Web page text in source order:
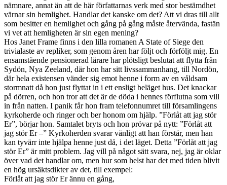
nämnare, annat än att de här författarnas verk med stor bestämdhet
värnar sin hemlighet. Handlar det kanske om det? Att vi dras till allt
som besitter en hemlighet och gång på gång måste återvända, fastän
vi vet att hemligheten är sin egen mening?
Hos Janet Frame finns i den lilla romanen A State of Siege den
trivialaste av repliker, som genom åren har följt och förföljt mig. En
ensamstående pensionerad lärare har plötsligt beslutat att flytta från
Sydön, Nya Zeeland, där hon har sitt livssammanhang, till Nordön,
där hela existensen vänder sig emot henne i form av en våldsam
stormnatt då hon just flyttat in i ett ensligt beläget hus. Det knackar
på dörren, och hon tror att det är de döda i hennes förflutna som vill
in från natten. I panik får hon fram telefonnumret till församlingens
kyrkoherde och ringer och ber honom om hjälp. ”Förlåt att jag stör
Er”, börjar hon. Samtalet bryts och hon prövar på nytt: ”Förlåt att
jag stör Er –” Kyrkoherden svarar vänligt att han förstår, men han
kan tyvärr inte hjälpa henne just då, i det läget. Detta ”Förlåt att jag
stör Er” är mitt problem. Jag vill på något sätt svara, nej, jag är oklar
över vad det handlar om, men hur som helst har det med tiden blivit
en hög ursäktsdikter av det, till exempel:
Förlåt att jag stör Er ännu en gång,